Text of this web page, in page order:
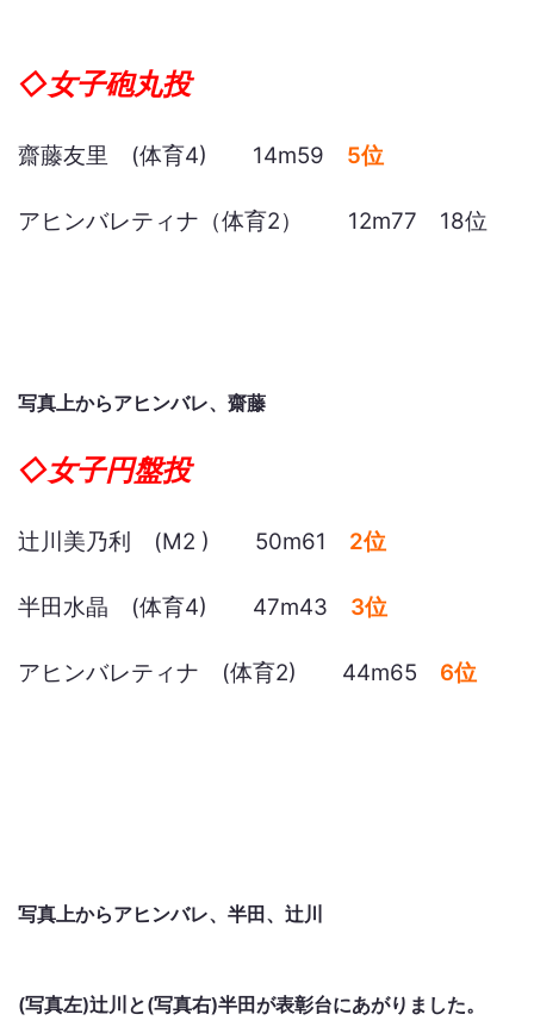
◇女子砲丸投
齋藤友里 (体育4) 14m59 5位
アヒンバレティナ（体育2） 12m77 18位
写真上からアヒンバレ、齋藤
◇女子円盤投
辻川美乃利 (M2 ) 50m61 2位
半田水晶 (体育4) 47m43 3位
アヒンバレティナ (体育2) 44m65 6位
写真上からアヒンバレ、半田、辻川
(写真左)辻川と(写真右)半田が表彰台にあがりました。